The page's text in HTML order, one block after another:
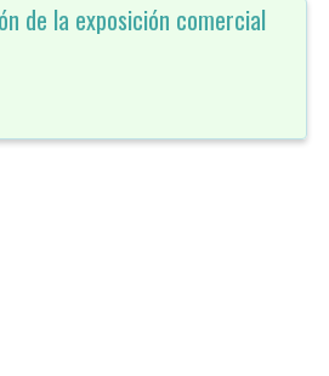
de la exposición comercial